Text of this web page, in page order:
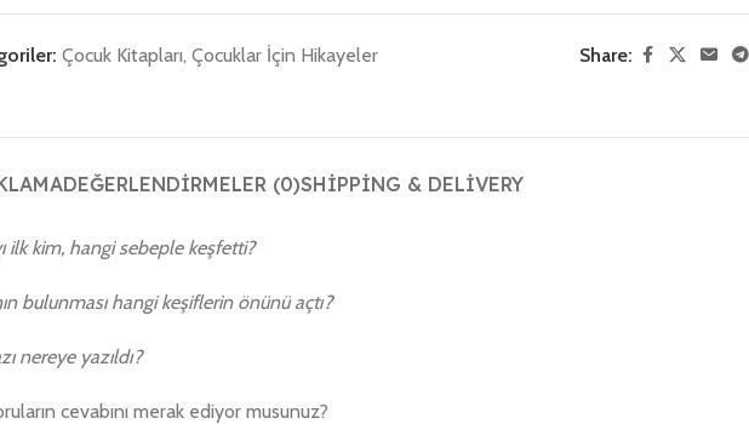
Çocuk Kitapları, Çocuklar İçin Hikayeler Share:
DEĞERLENDIRMELER (0)SHIPPING & DELIVERY
ilk kim, hangi sebeple keşfetti?
bulunması hangi keşiflerin önünü açtı?
nereye yazıldı?
cevabını merak ediyor musunuz?